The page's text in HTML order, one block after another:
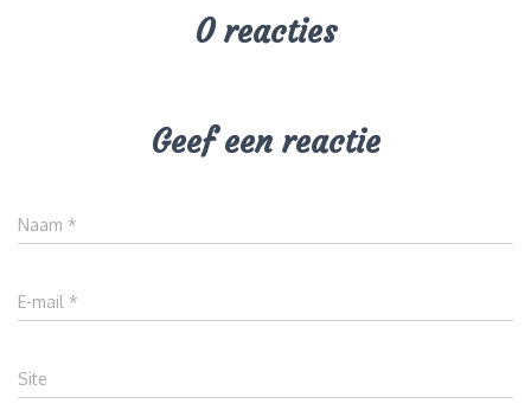
0 reacties
Geef een reactie
Naam *
E-mail *
Site